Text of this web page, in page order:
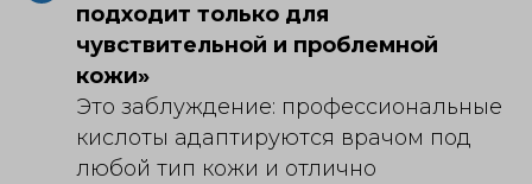
подходит только для
чувствительной и проблемной
кожи»
Это заблуждение: профессиональные
кислоты адаптируются врачом под
любой тип кожи и отлично